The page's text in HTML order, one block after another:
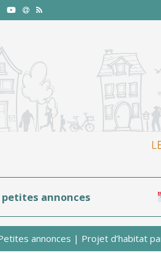
petites annonces
annonces | Projet d’habitat